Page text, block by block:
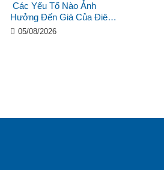
Các Yếu Tố Nào Ảnh
Hưởng Đến Giá Của Điêu
Khắc Chân Mày ?
05/08/2026